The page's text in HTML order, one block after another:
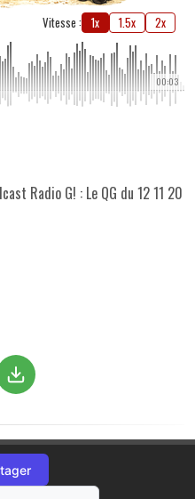
Vitesse : 1x 1.5x 2x
00:03
Radio G! : Le QG du 12 11